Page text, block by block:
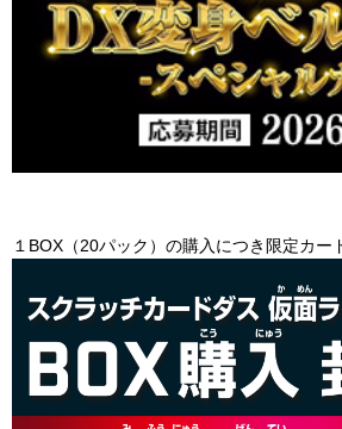
１BOX（20パック）の購入につき限定カー